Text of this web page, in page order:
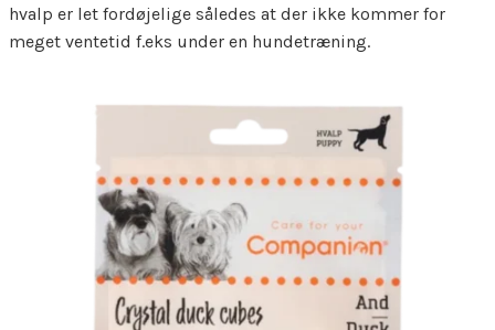
hvalp er let fordøjelige således at der ikke kommer for
meget ventetid f.eks under en hundetræning.